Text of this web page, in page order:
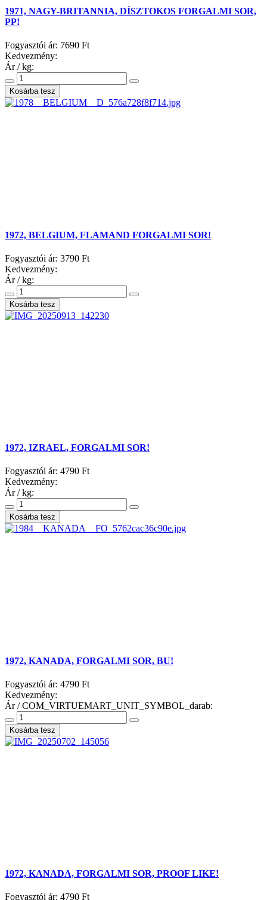
1971, NAGY-BRITANNIA, DÍSZTOKOS FORGALMI SOR,
PP!
Fogyasztói ár: 7690 Ft
Kedvezmény:
Ár / kg:
1972, BELGIUM, FLAMAND FORGALMI SOR!
Fogyasztói ár: 3790 Ft
Kedvezmény:
Ár / kg:
1972, IZRAEL, FORGALMI SOR!
Fogyasztói ár: 4790 Ft
Kedvezmény:
Ár / kg:
1972, KANADA, FORGALMI SOR, BU!
Fogyasztói ár: 4790 Ft
Kedvezmény:
Ár / COM_VIRTUEMART_UNIT_SYMBOL_darab:
1972, KANADA, FORGALMI SOR, PROOF LIKE!
Fogyasztói ár: 4790 Ft